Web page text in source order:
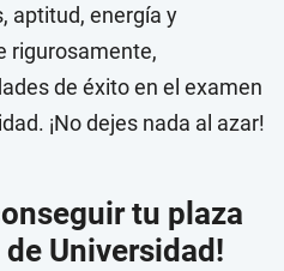
aptitud, energía y
rigurosamente,
de éxito en el examen
¡No dejes nada al azar!
tu plaza
Universidad!